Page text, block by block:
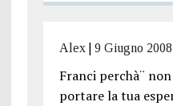
Alex| 9 Giugno
Franci perchà¨
portare la tua